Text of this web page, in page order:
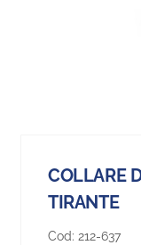
COLLARE
TIRANTE
Cod: 212-637